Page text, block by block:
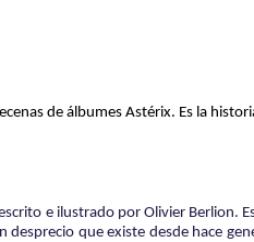
de álbumes Astérix. Es la
e ilustrado por Olivier Berlion.
que existe desde hace